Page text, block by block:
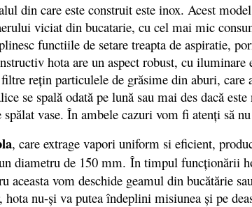
care este construit este inox. Acest
viciat din bucatarie, cu cel mai mic
functiile de setare treapta de aspiratie,
hota are un aspect robust, cu
reţin particulele de grăsime din aburi,
se spală odată pe lună sau mai des dacă
vase. În ambele cazuri vom fi atenţi să
, care extrage vapori uniform si eficient,
diametru de 150 mm. În timpul funcţionării
aceasta vom deschide geamul din bucătărie
nu-şi va putea îndeplini misiunea şi pe